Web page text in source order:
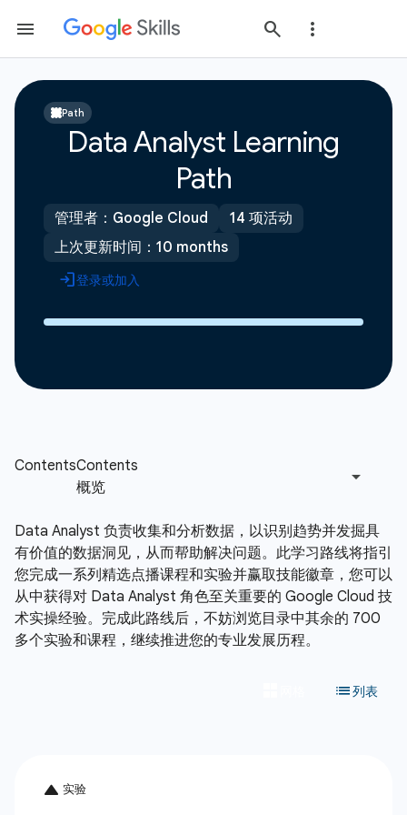
Path
Data Analyst Learning
Path
管理者：Google Cloud
14 项活动
上次更新时间：10 months
登录或加入
Data Analyst 负责收集和分析数据，以识别趋势并发掘具
有价值的数据洞见，从而帮助解决问题。此学习路线将指引
您完成一系列精选点播课程和实验并赢取技能徽章，您可以
从中获得对 Data Analyst 角色至关重要的 Google Cloud 技
术实操经验。完成此路线后，不妨浏览目录中其余的 700
多个实验和课程，继续推进您的专业发展历程。